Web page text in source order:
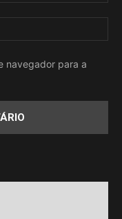
navegador para a